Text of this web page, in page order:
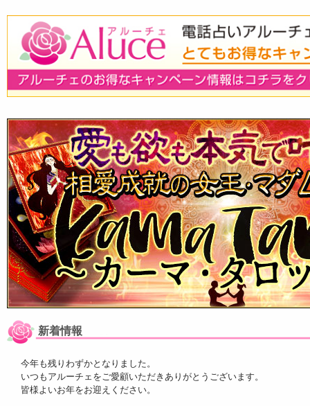
新着情報
今年も残りわずかとなりました。
いつもアルーチェをご愛顧いただきありがとうございます。
皆様よいお年をお迎えください。